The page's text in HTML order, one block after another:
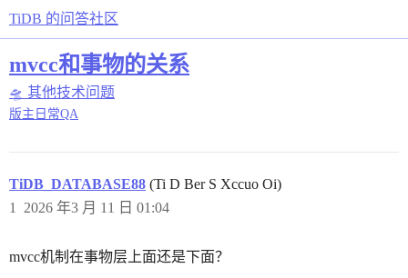
TiDB 的问答社区
mvcc和事物的关系
🛸 其他技术问题
版主日常QA
TiDB_DATABASE88 (Ti D Ber S Xccuo Oi)
2026 年3 月 11 日 01:04
1
mvcc机制在事物层上面还是下面？